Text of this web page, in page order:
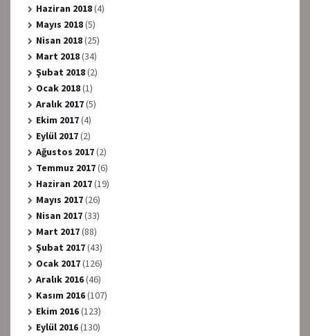
Haziran 2018(4)
Mayıs 2018(5)
Nisan 2018(25)
Mart 2018(34)
Şubat 2018(2)
Ocak 2018(1)
Aralık 2017(5)
Ekim 2017(4)
Eylül 2017(2)
Ağustos 2017(2)
Temmuz 2017(6)
Haziran 2017(19)
Mayıs 2017(26)
Nisan 2017(33)
Mart 2017(88)
Şubat 2017(43)
Ocak 2017(126)
Aralık 2016(46)
Kasım 2016(107)
Ekim 2016(123)
Eylül 2016(130)